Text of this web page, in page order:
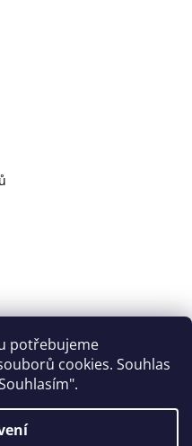
potřebujeme
cookies. Souhlas